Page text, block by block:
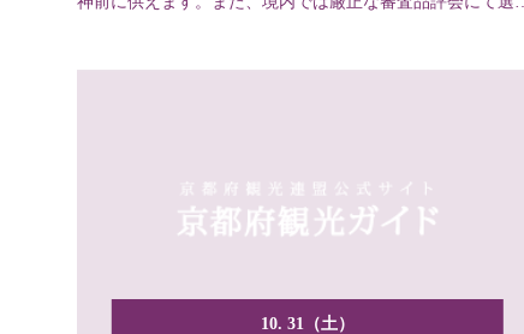
10. 31（土）